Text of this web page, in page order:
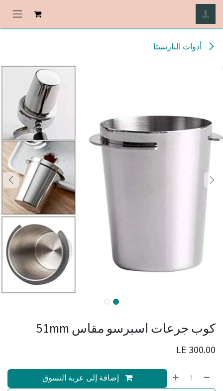
تخطي للذهاب إلى المحتوى
أدوات الباريستا
كوب جرعات اسبرسو مقاس 51mm
300.00
إضافة إلى عربة التسوق